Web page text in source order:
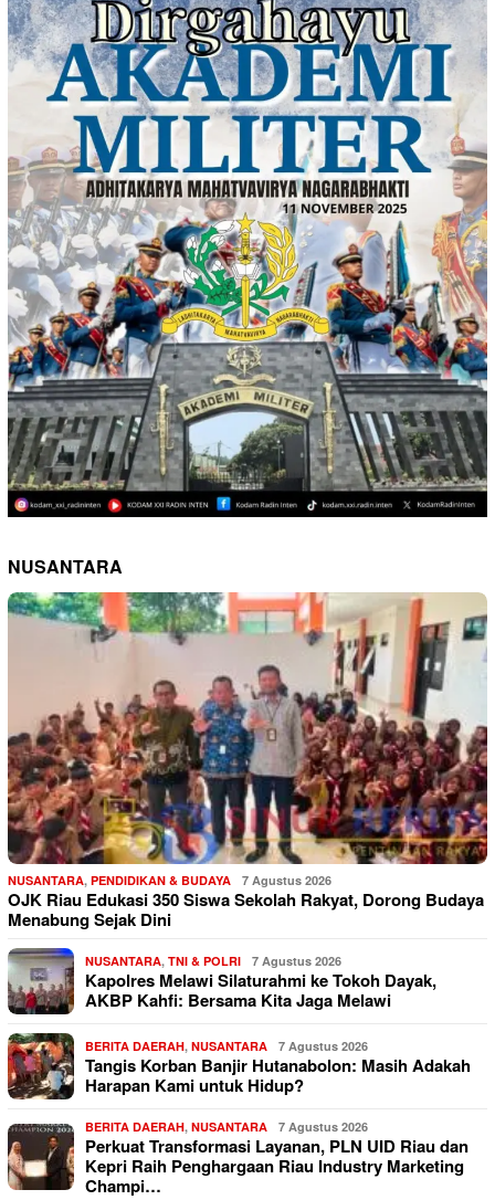
NUSANTARA
NUSANTARA, PENDIDIKAN & BUDAYA 7 Agustus 2026
OJK Riau Edukasi 350 Siswa Sekolah Rakyat, Dorong Budaya
Menabung Sejak Dini
NUSANTARA, TNI & POLRI 7 Agustus 2026
Kapolres Melawi Silaturahmi ke Tokoh Dayak,
AKBP Kahfi: Bersama Kita Jaga Melawi
BERITA DAERAH, NUSANTARA 7 Agustus 2026
Tangis Korban Banjir Hutanabolon: Masih Adakah
Harapan Kami untuk Hidup?
BERITA DAERAH, NUSANTARA 7 Agustus 2026
Perkuat Transformasi Layanan, PLN UID Riau dan
Kepri Raih Penghargaan Riau Industry Marketing
Champi…